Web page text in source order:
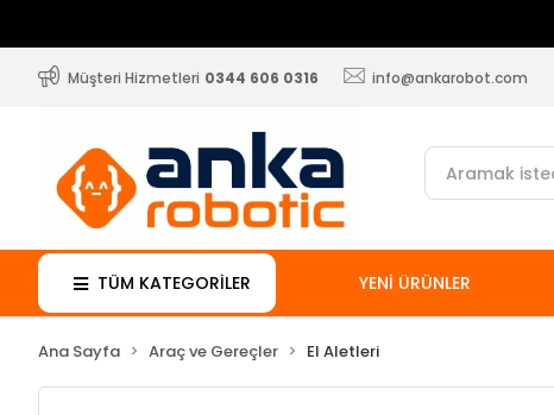
Müşteri Hizmetleri 0344 606 0316 info@ankarobot.com
TÜM KATEGORİLER YENİ ÜRÜNLER
Ana Sayfa Araç ve Gereçler El Aletleri